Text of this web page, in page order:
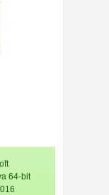
64-bit